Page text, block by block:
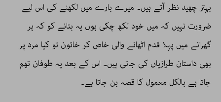
بہتر چھید نظر آتے ہیں۔ میرے بارے میں لکھنے کی اس لیے
ضرورت نہیں کہ میں خود لکھ چکی ہوں یہ بتانے کو کہ ہر
گھرانے میں پہلا قدم اٹھانے والی خاص کر خاتون تو کیا مرد پر
بھی داستان طرازیاں کی جاتی ہیں۔ اس کے بعد یہ طوفان تھم
جاتا ہے بالکل معمول کا قصہ بن جاتا ہے۔